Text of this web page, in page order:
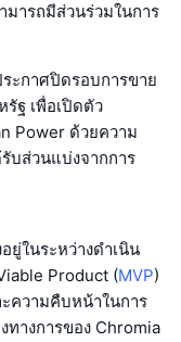
มารถมีส่วนร่วมในการ
ะกาศปิดรอบการขาย
ฐ เพื่อเปิดตัว
Power ด้วยความ
บส่วนแบ่งจากการ
ในระหว่างดำเนิน
Product (MVP)
ความคืบหน้าในการ
ทางการของ Chromia